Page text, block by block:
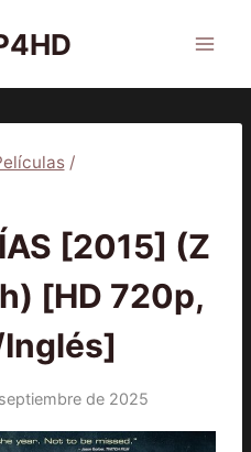
/
[2015] (Z
[HD 720p,
de 2025